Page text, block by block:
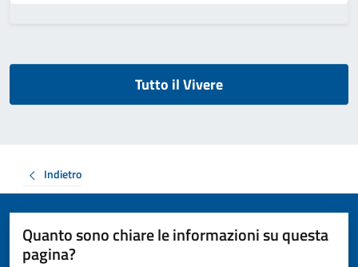
Tutto il Vivere
Indietro
Quanto sono chiare le informazioni su questa
pagina?